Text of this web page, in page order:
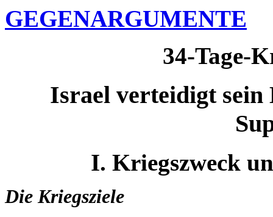
GEGENARGUMENTE
34-Tage-
Israel verteidigt sein
I. Kriegszweck
Die Kriegsziele